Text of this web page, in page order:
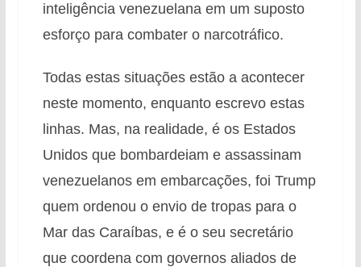
inteligência venezuelana em um suposto
esforço para combater o narcotráfico.
Todas estas situações estão a acontecer
neste momento, enquanto escrevo estas
linhas. Mas, na realidade, é os Estados
Unidos que bombardeiam e assassinam
venezuelanos em embarcações, foi Trump
quem ordenou o envio de tropas para o
Mar das Caraíbas, e é o seu secretário
que coordena com governos aliados de